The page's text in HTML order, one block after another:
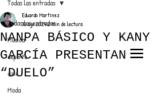
EL TRENDY TOP
CON EDDY MARTINEZ
Todas las entradas
Música
deporte
cine
Moda
Todas las entradas
NANPA BÁSICO Y KANY
GARCÍA PRESENTAN
“DUELO”
Eduardo Martínez
30 ago 20242 min de lectura